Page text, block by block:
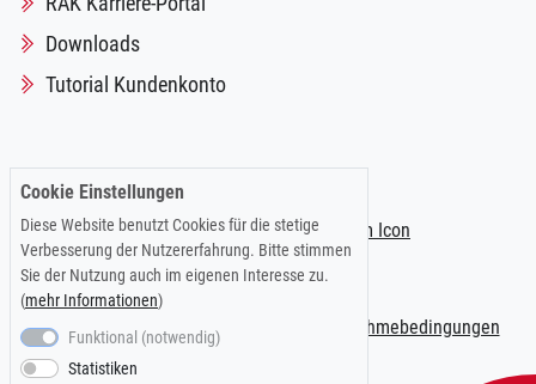
Downloads
Tutorial Kundenkonto
Impressum |Datenschutzerklärung Teilnahmebedingungen
Cookie Einstellungen
Diese Website benutzt Cookies für die stetige
Verbesserung der Nutzererfahrung. Bitte stimmen
Sie der Nutzung auch im eigenen Interesse zu.
(mehr Informationen)
Funktional (notwendig)
Statistiken